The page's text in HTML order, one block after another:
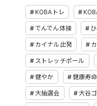
KOBAトレ
でんでん体操
カイナル出発
ストレッチポール
健やか 健康寿命
大抽選会 大谷